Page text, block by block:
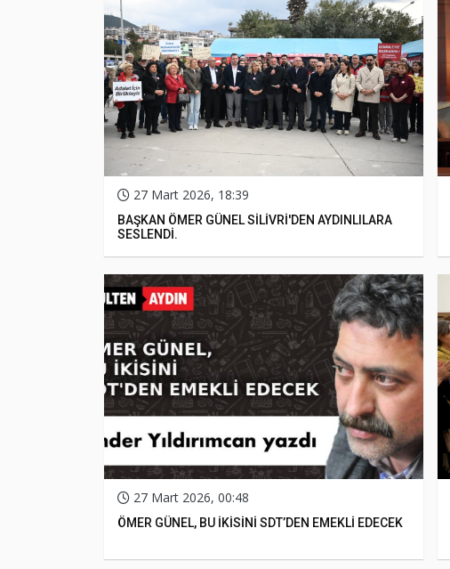
27 Mart 2026, 18:39
BAŞKAN ÖMER GÜNEL SİLİVRİ'DEN AYDINLILARA
SESLENDİ.
27 Mart 2026, 00:48
ÖMER GÜNEL, BU İKİSİNİ SDT’DEN EMEKLİ EDECEK